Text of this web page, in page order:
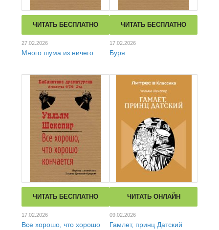
ЧИТАТЬ БЕСПЛАТНО
27.02.2026
Много шума из ничего
ЧИТАТЬ БЕСПЛАТНО
17.02.2026
Буря
ЧИТАТЬ БЕСПЛАТНО
17.02.2026
Все хорошо, что хорошо
ЧИТАТЬ ОНЛАЙН
09.02.2026
Гамлет, принц Датский